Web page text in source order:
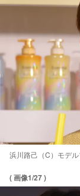
浜川路己（C）モデル
( 画像1/27 )